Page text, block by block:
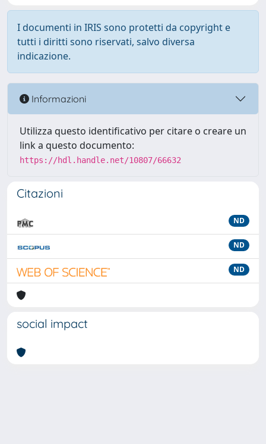
I documenti in IRIS sono protetti da copyright e
tutti i diritti sono riservati, salvo diversa
indicazione.
Informazioni
Utilizza questo identificativo per citare o creare un
link a questo documento:
https://hdl.handle.net/10807/66632
Citazioni
ND
ND
ND
social impact